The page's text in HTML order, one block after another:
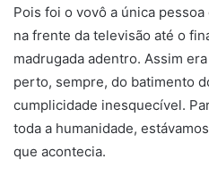
Pois foi o vovô a única
na frente da televisão até o
madrugada adentro. Assim
perto, sempre, do batimento
cumplicidade inesquecível.
toda a humanidade,
que acontecia.